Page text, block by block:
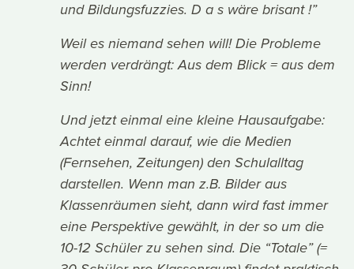
und Bildungsfuzzies. D a s wäre brisant !”
Weil es niemand sehen will! Die Probleme
werden verdrängt: Aus dem Blick = aus dem
Sinn!
Und jetzt einmal eine kleine Hausaufgabe:
Achtet einmal darauf, wie die Medien
(Fernsehen, Zeitungen) den Schulalltag
darstellen. Wenn man z.B. Bilder aus
Klassenräumen sieht, dann wird fast immer
eine Perspektive gewählt, in der so um die
10-12 Schüler zu sehen sind. Die “Totale” (=